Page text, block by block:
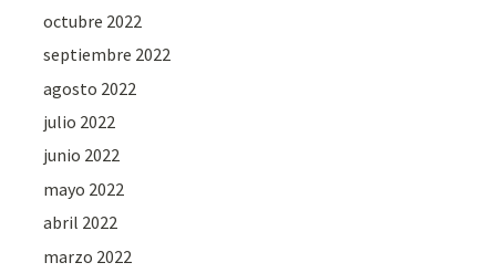
octubre 2022
septiembre 2022
agosto 2022
julio 2022
junio 2022
mayo 2022
abril 2022
marzo 2022